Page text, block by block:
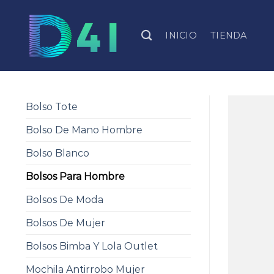
content
INICIO TIENDA
Bolso Tote
Bolso De Mano Hombre
Bolso Blanco
Bolsos Para Hombre
Bolsos De Moda
Bolsos De Mujer
Bolsos Bimba Y Lola Outlet
Mochila Antirrobo Mujer